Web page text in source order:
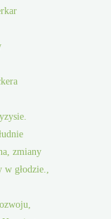
zmiany
głodzie.,